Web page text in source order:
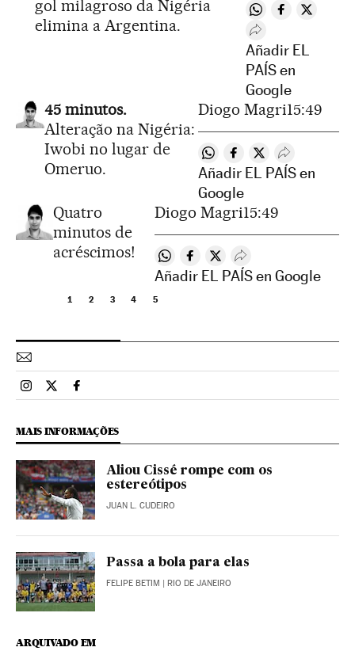
gol milagroso da Nigéria
elimina a Argentina.
Compartir en
Compartir
Desplegar Redes
Añadir EL
PAÍS en
Google
45 minutos.
Alteração na Nigéria:
Iwobi no lugar de
Omeruo.
Diogo Magri15:49
Compartir en Whatsapp
Compartir en
Compartir en
Desplegar
Añadir EL PAÍS en
Google
Quatro
minutos de
acréscimos!
Diogo Magri15:49
Compartir en Whatsapp
Compartir en Facebook
Compartir en Twitter
Desplegar Redes
Añadir EL PAÍS en Google
1 2 3 4 5
Esportes El País Brasil en Instagram
Esportes El País Brasil en Twitter
Esportes El País Brasil en Facebook
MAIS INFORMAÇÕES
Aliou Cissé rompe com os
estereótipos
JUAN L. CUDEIRO
Passa a bola para elas
FELIPE BETIM | RIO DE JANEIRO
ARQUIVADO EM